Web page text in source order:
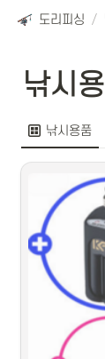
도리피싱 /
낚시
낚시용품